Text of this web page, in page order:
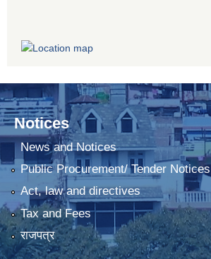
Notices
News and Notices
Public Procurement/ Tender Notices
Act, law and directives
Tax and Fees
राजपत्र